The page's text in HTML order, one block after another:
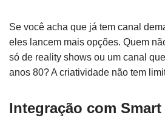
Se você acha que já tem canal
eles lancem mais opções. Quem
só de reality shows ou um canal
anos 80? A criatividade não tem
Integração com Smart